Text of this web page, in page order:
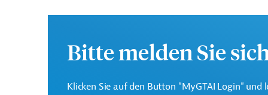
Europäische
Die EIB vertritt die
Mitgliedsländer und
Bitte melden Sie
Klicken Sie auf den Button "MyGTAI Login" und